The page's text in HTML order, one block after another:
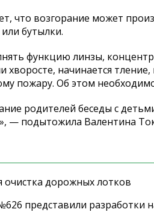
что возгорание может
бутылки.
функцию линзы,
хворосте, начинается
пожару. Об этом
родителей беседы с
— подытожила Валентина
очистка дорожных лотков
представили разработки